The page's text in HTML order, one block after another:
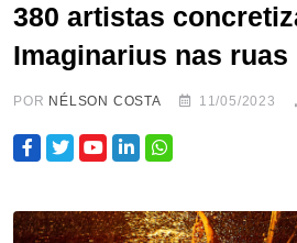
380 artistas
Imaginarius nas ruas
POR NÉLSON COSTA 11/05/2023